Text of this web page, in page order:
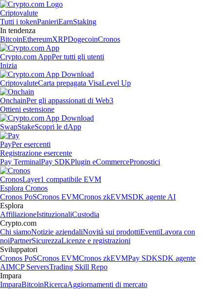
Criptovalute
Tutti i tokenPanieriEarnStaking
In tendenza
BitcoinEthereumXRPDogecoinCronos
Crypto.com AppPer tutti gli utenti
Inizia
CriptovaluteCarta prepagata VisaLevel Up
OnchainPer gli appassionati di Web3
Ottieni estensione
SwapStakeScopri le dApp
PayPer esercenti
Registrazione esercente
Pay TerminalPay SDKPlugin eCommercePronostici
CronosLayer1 compatibile EVM
Esplora Cronos
Cronos PoSCronos EVMCronos zkEVMSDK agente AI
Esplora
AffiliazioneIstituzionaliCustodia
Crypto.com
Chi siamoNotizie aziendaliNovità sui prodottiEventiLavora con
noiPartnerSicurezzaLicenze e registrazioni
Sviluppatori
Cronos PoSCronos EVMCronos zkEVMPay SDKSDK agente
AIMCP ServersTrading Skill Repo
Impara
ImparaBitcoinRicercaAggiornamenti di mercato